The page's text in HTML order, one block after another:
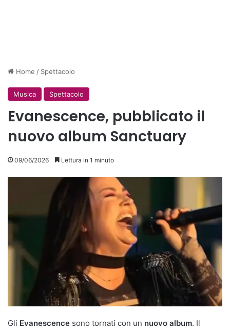
Home / Spettacolo
Musica Spettacolo
Evanescence, pubblicato il
nuovo album Sanctuary
09/06/2026 Lettura in 1 minuto
Gli Evanescence sono tornati con un nuovo album. Il